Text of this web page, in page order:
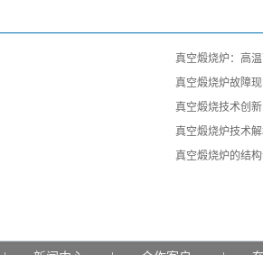
真空煅烧炉：高
真空煅烧炉故障
真空煅烧技术创新
真空煅烧炉技术
真空煅烧炉的结